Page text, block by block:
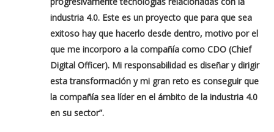
industria 4.0. Este es un proyecto que para que sea
exitoso hay que hacerlo desde dentro, motivo por el
que me incorporo a la compañía como CDO (Chief
Digital Officer). Mi responsabilidad es diseñar y dirigir
esta transformación y mi gran reto es conseguir que
la compañía sea líder en el ámbito de la industria 4.0
en su sector”.